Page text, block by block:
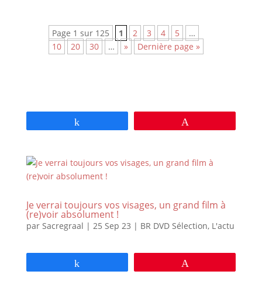
Page 1 sur 125 1 2 3 4 5
…
10
20 30 … » Dernière page »
Je verrai toujours vos visages, un grand film à
(re)voir absolument !
par Sacregraal | 25 Sep 23 | BR DVD Sélection, L'actu